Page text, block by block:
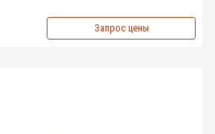
Запрос цены